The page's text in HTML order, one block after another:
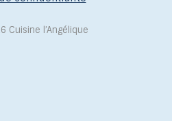
Cuisine l’Angélique